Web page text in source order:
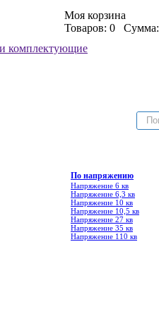
Моя корзина
Товаров: 0 Сумма:
По напряжению
Напряжение 6 кв
Напряжение 6,3 кв
Напряжение 10 кв
Напряжение 10,5 кв
Напряжение 27 кв
Напряжение 35 кв
Напряжение 110 кв